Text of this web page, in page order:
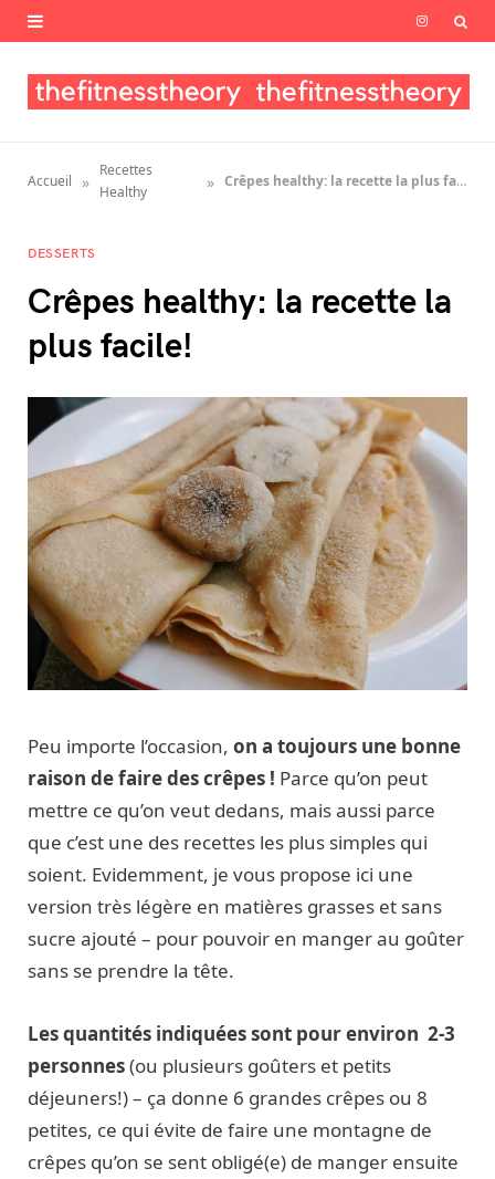
I
s
a
a
Accueil »
Recettes
Healthy
» Crêpes healthy: la recette la plus facile!
DESSERTS
Crêpes healthy: la recette la
plus facile!
Peu importe l’occasion, on a toujours une bonne
raison de faire des crêpes ! Parce qu’on peut
mettre ce qu’on veut dedans, mais aussi parce
que c’est une des recettes les plus simples qui
soient. Evidemment, je vous propose ici une
version très légère en matières grasses et sans
sucre ajouté – pour pouvoir en manger au goûter
sans se prendre la tête.
Les quantités indiquées sont pour environ 2-3
personnes(ou plusieurs goûters et petits
déjeuners!) – ça donne 6 grandes crêpes ou 8
petites, ce qui évite de faire une montagne de
crêpes qu’on se sent obligé(e) de manger ensuite